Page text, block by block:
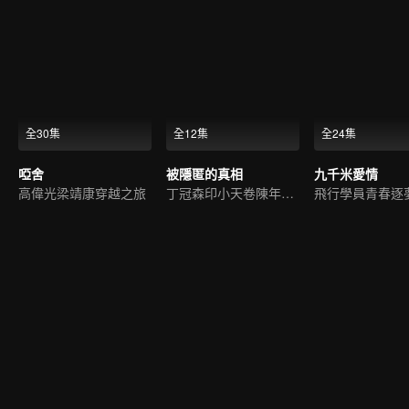
全30集
啞舍
高偉光梁靖康穿越之旅
全12集
被隱匿的真相
丁冠森印小天卷陳年懸案
全24集
九千米愛情
飛行學員青春逐